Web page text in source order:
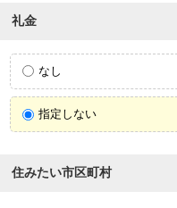
礼金
なし
指定しない
住みたい市区町村